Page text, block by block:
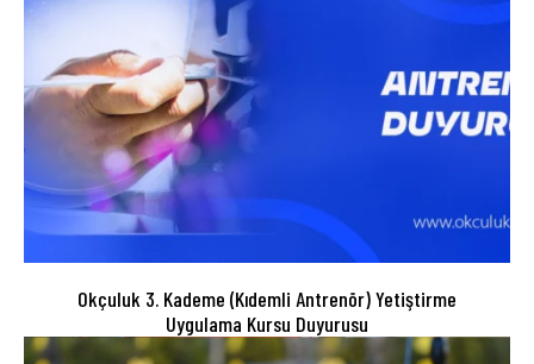
Okçuluk 3. Kademe (Kıdemli Antrenör) Yetiştirme
Uygulama Kursu Duyurusu